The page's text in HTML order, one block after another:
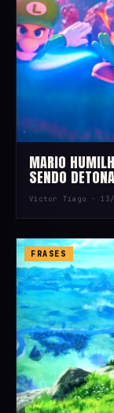
MARIO
SENDO
Victor Tiago ·
FRASES